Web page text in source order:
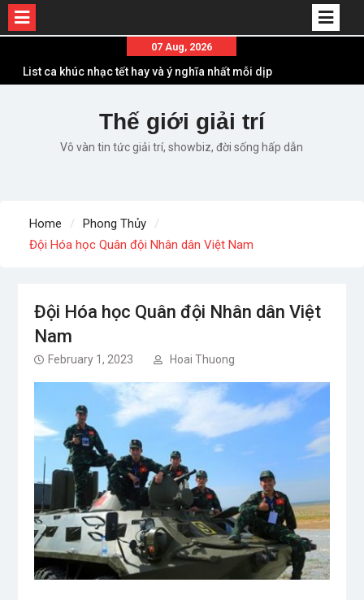
content
07 Aug, 2026
List ca khúc nhạc tết hay và ý nghĩa nhất mỗi dịp
Em ơi lên phố – Minh Vương: Màn comeback
“ngoạn mục” với triệu view
Những ca khúc nhạc xuân “sặc mùi” quảng cáo
Lời bài hát Chúng Ta của Hiện Tại – Sơn Tùng M-
TP – Full lyrics bản chuẩn
Thế giới giải trí
Vô vàn tin tức giải trí, showbiz, đời sống hấp dẫn
Home
Phong Thủy
Đội Hóa học Quân đội Nhân dân Việt Nam
Đội Hóa học Quân đội Nhân dân Việt
Nam
February 1, 2023 Hoai Thuong